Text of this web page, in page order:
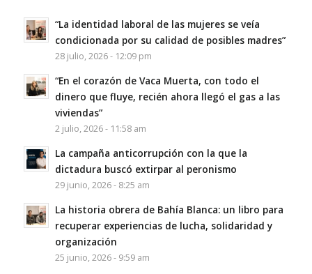
“La identidad laboral de las mujeres se veía
condicionada por su calidad de posibles madres”
28 julio, 2026 - 12:09 pm
“En el corazón de Vaca Muerta, con todo el
dinero que fluye, recién ahora llegó el gas a las
viviendas”
2 julio, 2026 - 11:58 am
La campaña anticorrupción con la que la
dictadura buscó extirpar al peronismo
29 junio, 2026 - 8:25 am
La historia obrera de Bahía Blanca: un libro para
recuperar experiencias de lucha, solidaridad y
organización
25 junio, 2026 - 9:59 am